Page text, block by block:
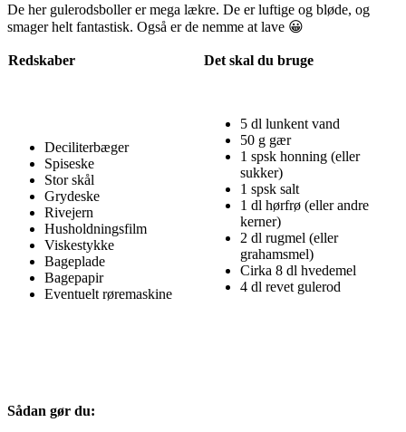
De her gulerodsboller er mega lækre. De er luftige og bløde, og
smager helt fantastisk. Også er de nemme at lave 😀
Redskaber Det skal du bruge
Deciliterbæger
Spiseske
Stor skål
Grydeske
Rivejern
Husholdningsfilm
Viskestykke
Bageplade
Bagepapir
Eventuelt røremaskine
5 dl lunkent vand
50 g gær
1 spsk honning (eller
sukker)
1 spsk salt
1 dl hørfrø (eller andre
kerner)
2 dl rugmel (eller
grahamsmel)
Cirka 8 dl hvedemel
4 dl revet gulerod
Sådan gør du: